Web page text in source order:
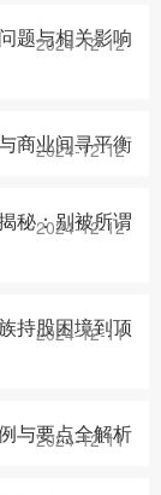
题与相关影响
2024-12-12
商业间寻平衡
2024-12-12
秘：别被所谓
2024-12-12
持股困境到顶
2024-12-11
与要点全解析
2024-12-11